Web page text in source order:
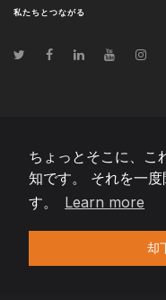
ちょっとそこに、こ
知です。 それを一
す。
Learn more
却
私たちとつながる
© 著作権 2026 Team
Changelog● このサイトを使用する